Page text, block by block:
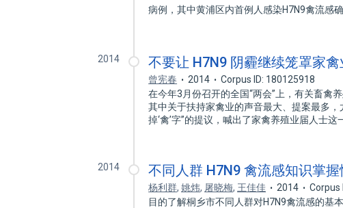
病例，其中黄浦区内首例人感染H7N9禽流感
2014 不要让 H7N9 阴霾继续笼罩家禽
曾宪春 2014
Corpus ID: 180125918
在今年3月份召开的全国“两会”上，有关畜禽
其中关于扶持家禽业的声音最大、提案最多
掉‘禽’字”的提议，喊出了家禽养殖业届人士这
2014 不同人群 H7N9 禽流感知识掌
杨利群,姚炜, 屠晓梅, 王佳佳 2014
Corpus
目的了解桐乡市不同人群对H7N9禽流感的基